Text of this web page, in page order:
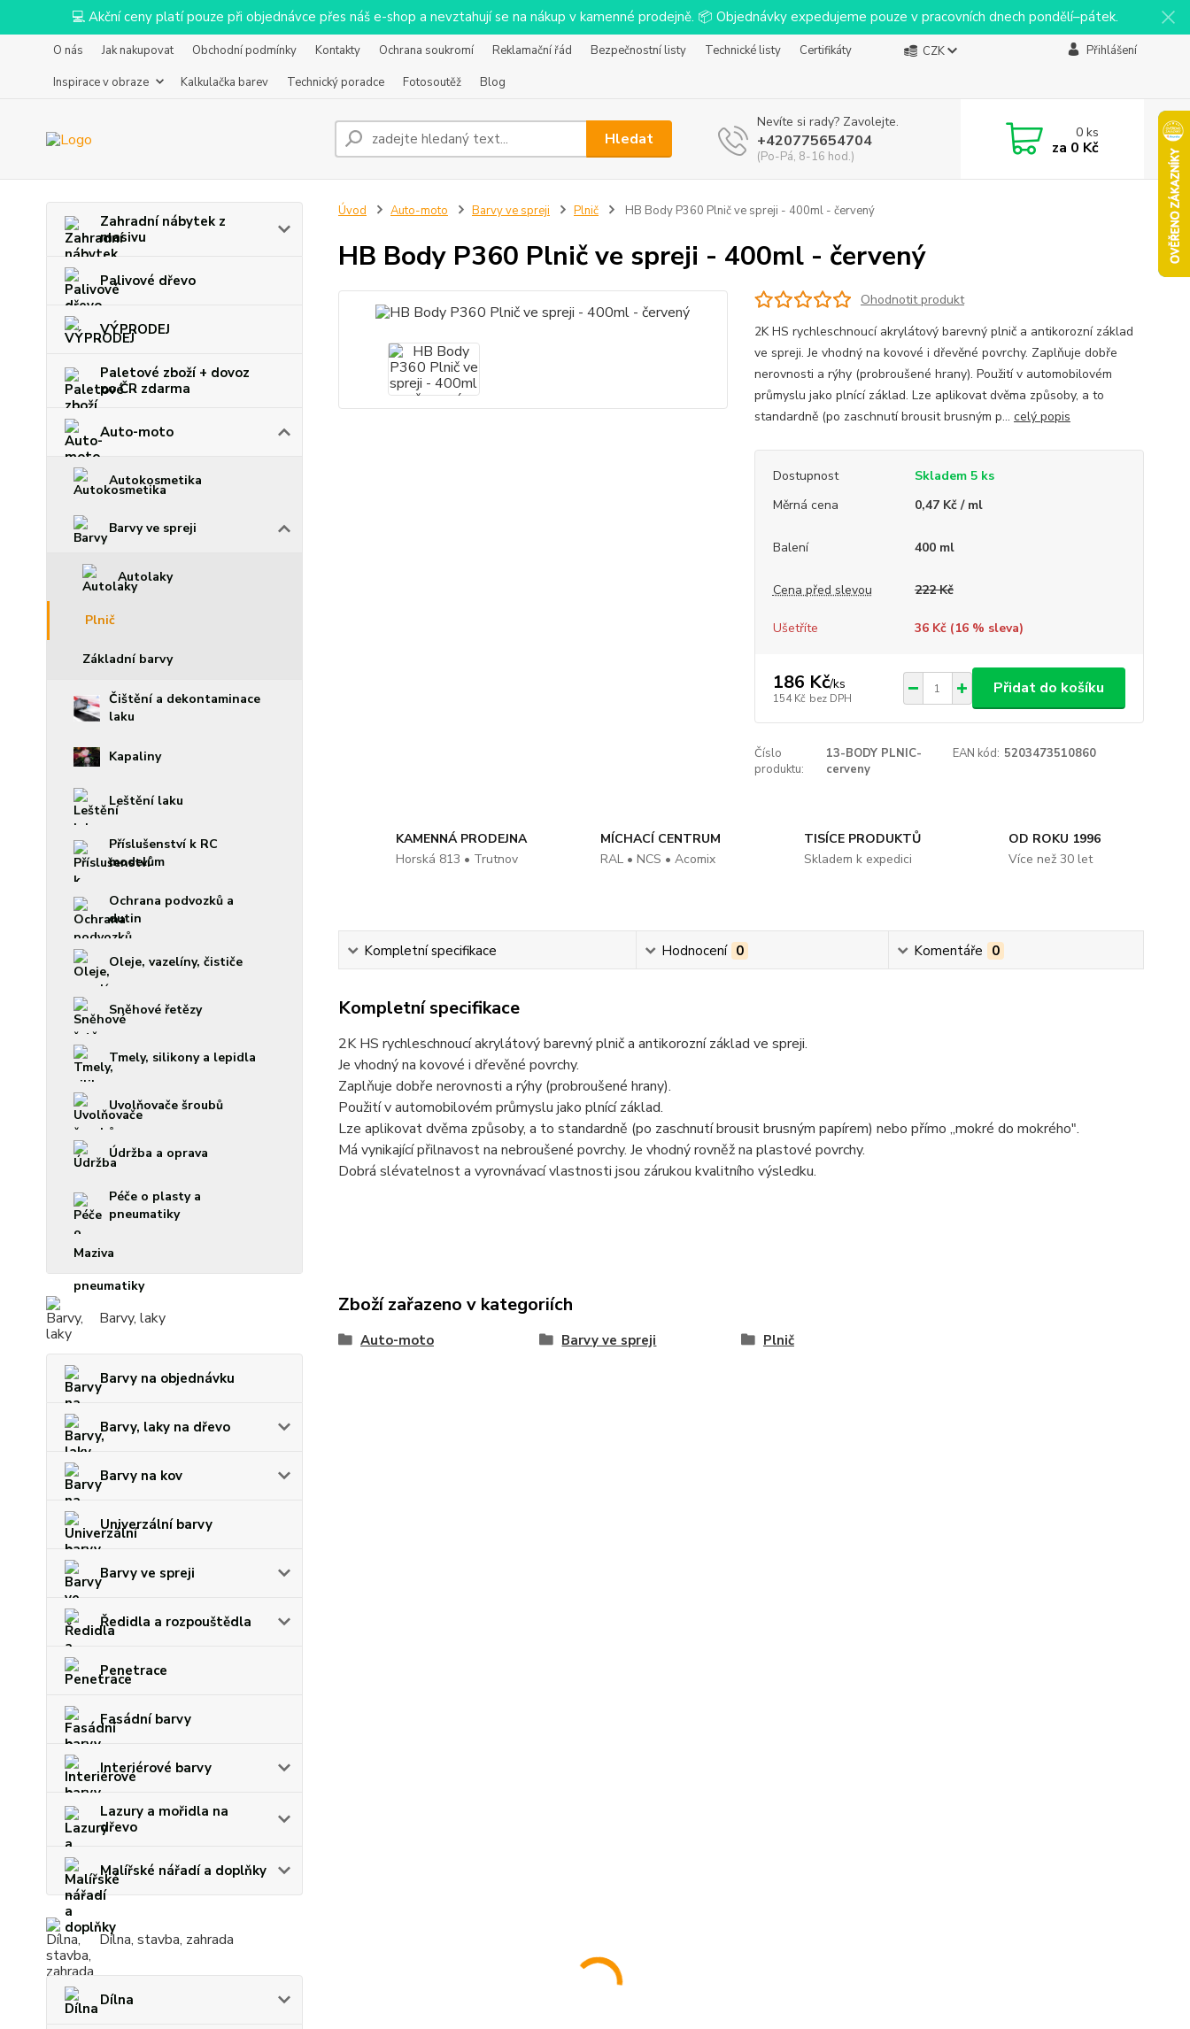
💻 Akční ceny platí pouze při objednávce přes náš e-shop a nevztahují se na nákup v kamenné prodejně. 📦 Objednávky expedujeme pouze v pracovních dnech pondělí–pátek.
O nás Jak nakupovat Obchodní podmínky Kontakty Ochrana soukromí Reklamační řád Bezpečnostní listy Technické listy
Certifikáty
Inspirace v obraze
Kalkulačka barev Technický poradce Fotosoutěž Blog
CZK Přihlášení
Hledat
Nevíte si rady? Zavolejte.
+420775654704
(Po-Pá, 8-16 hod.)
0ks
za 0 Kč
Zahradní nábytek z
masivu
Palivové dřevo
VÝPRODEJ
Paletové zboží + dovoz
po ČR zdarma
Auto-moto
Autokosmetika
Barvy ve spreji
Autolaky
Plnič
Základní barvy
Čištění a dekontaminace
laku
Kapaliny
Leštění laku
Příslušenství k RC
modelům
Ochrana podvozků a
dutin
Oleje, vazelíny, čističe
Sněhové řetězy
Tmely, silikony a lepidla
Uvolňovače šroubů
Údržba a oprava
Péče o plasty a
pneumatiky
Maziva
Barvy, laky
Barvy na objednávku
Barvy, laky na dřevo
Barvy na kov
Univerzální barvy
Barvy ve spreji
Ředidla a rozpouštědla
Penetrace
Fasádní barvy
Interiérové barvy
Lazury a mořidla na
dřevo
Malířské nářadí a doplňky
Dílna, stavba, zahrada
Dílna
Úvod Auto-moto Barvy ve spreji Plnič HB Body P360 Plnič ve spreji - 400ml - červený
HB Body P360 Plnič ve spreji - 400ml - červený
Ohodnotit produkt
2K HS rychleschnoucí akrylátový barevný plnič a antikorozní základ
ve spreji. Je vhodný na kovové i dřevěné povrchy. Zaplňuje dobře
nerovnosti a rýhy (probroušené hrany). Použití v automobilovém
průmyslu jako plnící základ. Lze aplikovat dvěma způsoby, a to
standardně (po zaschnutí brousit brusným p... celý popis
Dostupnost
Skladem 5 ks
Měrná cena
0,47 Kč / ml
Balení 400 ml
Cena před slevou 222 Kč
Ušetříte 36 Kč (16% sleva)
186 Kč/ks
154 Kč bez DPH
Přidat do košíku
Číslo
produktu:
13-BODY PLNIC-
cerveny
EAN kód: 5203473510860
KAMENNÁ PRODEJNA
Horská 813 • Trutnov
MÍCHACÍ CENTRUM
RAL • NCS • Acomix
TISÍCE PRODUKTŮ
Skladem k expedici
OD ROKU 1996
Více než 30 let
Kompletní specifikace Hodnocení 0 Komentáře 0
Kompletní specifikace
2K HS rychleschnoucí akrylátový barevný plnič a antikorozní základ ve spreji.
Je vhodný na kovové i dřevěné povrchy.
Zaplňuje dobře nerovnosti a rýhy (probroušené hrany).
Použití v automobilovém průmyslu jako plnící základ.
Lze aplikovat dvěma způsoby, a to standardně (po zaschnutí brousit brusným papírem) nebo přímo ,,mokré do mokrého".
Má vynikající přilnavost na nebroušené povrchy. Je vhodný rovněž na plastové povrchy.
Dobrá slévatelnost a vyrovnávací vlastnosti jsou zárukou kvalitního výsledku.
Zboží zařazeno v kategoriích
Auto-moto Barvy ve spreji Plnič